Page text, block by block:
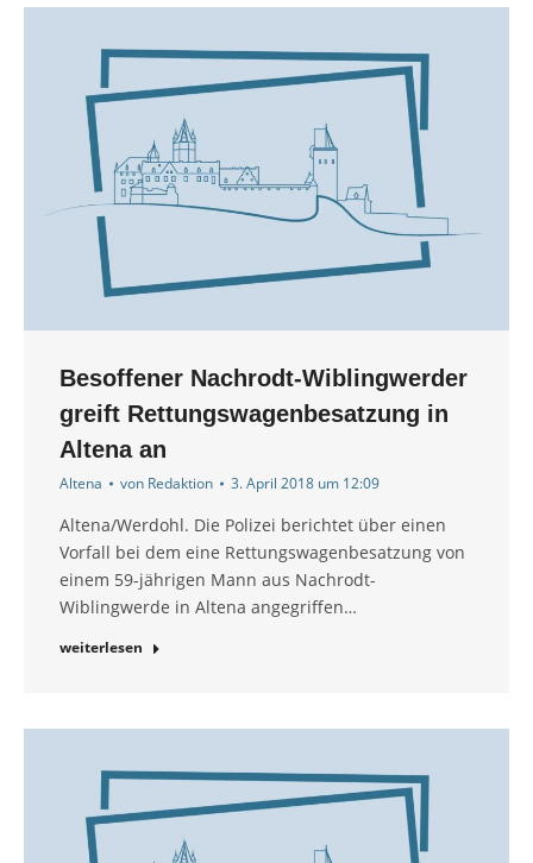
Besoffener Nachrodt-Wiblingwerder
greift Rettungswagenbesatzung in
Altena an
Altena von Redaktion 3. April 2018 um 12:09
Altena/Werdohl. Die Polizei berichtet über einen
Vorfall bei dem eine Rettungswagenbesatzung von
einem 59-jährigen Mann aus Nachrodt-
Wiblingwerde in Altena angegriffen…
weiterlesen